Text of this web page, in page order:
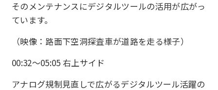
そのメンテナンスにデジタルツールの活用が広がっ
ています。
（映像：路面下空洞探査車が道路を走る様子）
00:32〜05:05 右上サイド
アナログ規制見直しで広がるデジタルツール活躍の